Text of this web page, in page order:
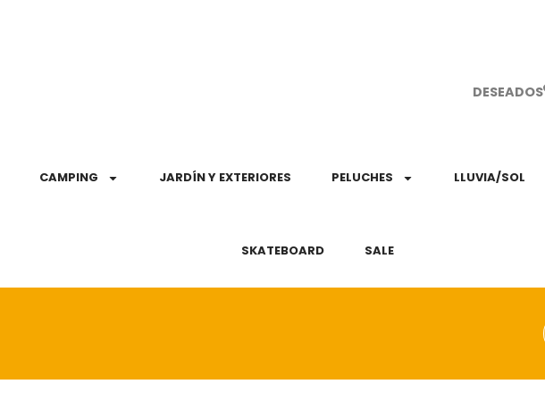
DESEADOS
CAMPING JARDÍN Y EXTERIORES PELUCHES LLUVIA/SOL
SKATEBOARD SALE